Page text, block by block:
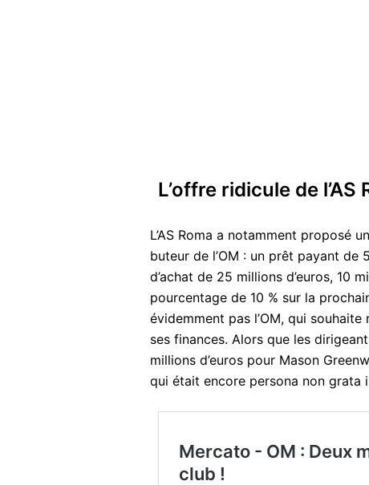
L’offre ridicule de l’AS
L’AS Roma a notamment proposé
buteur de l’OM : un prêt payant de
d’achat de 25 millions d’euros, 10
pourcentage de 10 % sur la
évidemment pas l’OM, qui
ses finances. Alors que les
millions d’euros pour Mason
qui était encore persona non grata
Mercato - OM : Deux
club !